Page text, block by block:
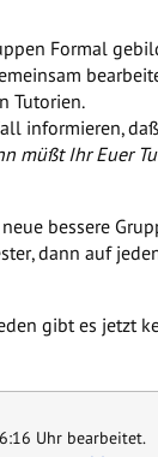
Formal
Tutorien.
informieren,
müßt Ihr Euer
bessere
dann auf
gibt es jetzt
Uhr bearbeitet.